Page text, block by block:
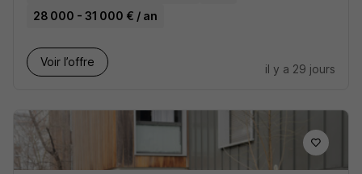
28 000 - 31 000 € / an
Voir l’offre
il y a 29 jours